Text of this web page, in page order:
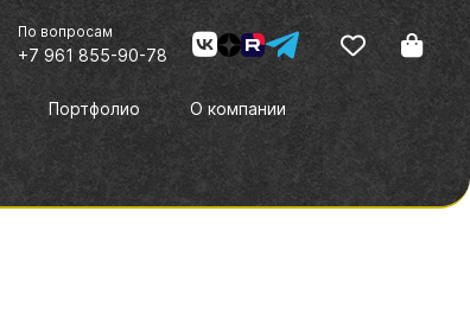
По вопросам
+7 961 855-90-78
Портфолио О компании